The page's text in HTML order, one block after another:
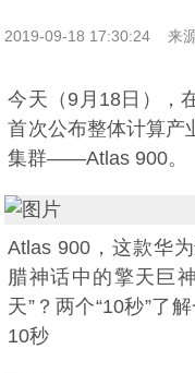
2019-09-18 17:30:24 来
今天（9月18日），
首次公布整体计算产
集群——Atlas 900。
Atlas 900，这款华
腊神话中的擎天巨
天”？两个“10秒”了
10秒